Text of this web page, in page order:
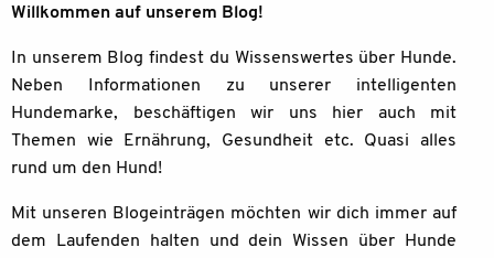
Willkommen auf unserem Blog!
In unserem Blog findest du Wissenswertes über Hunde.
Neben Informationen zu unserer intelligenten
Hundemarke, beschäftigen wir uns hier auch mit
Themen wie Ernährung, Gesundheit etc. Quasi alles
rund um den Hund!
Mit unseren Blogeinträgen möchten wir dich immer auf
dem Laufenden halten und dein Wissen über Hunde